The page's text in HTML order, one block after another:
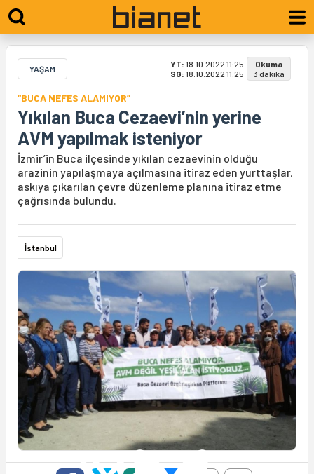
YAŞAM YT: 18.10.2022 11:25
SG: 18.10.2022 11:25
Okuma
3 dakika
“BUCA NEFES ALAMIYOR”
Yıkılan Buca Cezaevi’nin yerine
AVM yapılmak isteniyor
İzmir’in Buca ilçesinde yıkılan cezaevinin olduğu
arazinin yapılaşmaya açılmasına itiraz eden yurttaşlar,
askıya çıkarılan çevre düzenleme planına itiraz etme
çağrısında bulundu.
İstanbul